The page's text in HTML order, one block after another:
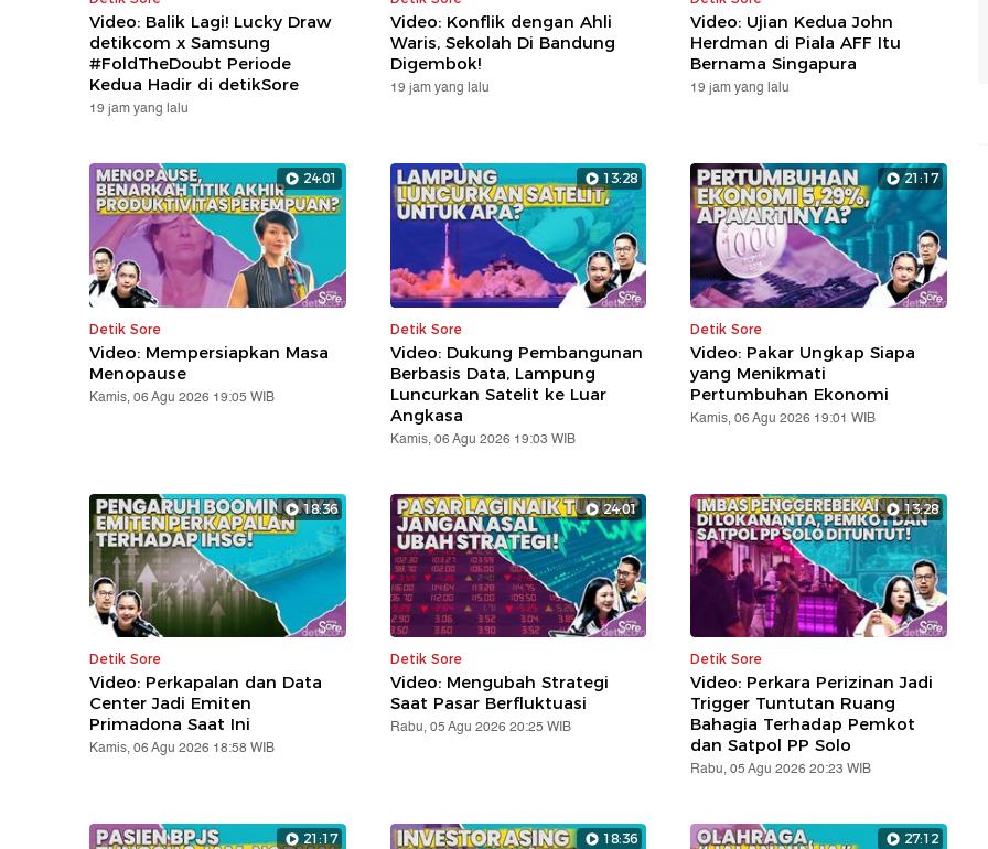
Video: Balik Lagi! Lucky Draw
detikcom x Samsung
#FoldTheDoubt Periode
Kedua Hadir di detikSore
19 jam yang lalu
Video: Konflik dengan Ahli
Waris, Sekolah Di Bandung
Digembok!
19 jam yang lalu
Video: Ujian Kedua John
Herdman di Piala AFF Itu
Bernama Singapura
19 jam yang lalu
24:01
Detik Sore
Video: Mempersiapkan Masa
Menopause
Kamis, 06 Agu 2026 19:05 WIB
13:28
Detik Sore
Video: Dukung Pembangunan
Berbasis Data, Lampung
Luncurkan Satelit ke Luar
Angkasa
Kamis, 06 Agu 2026 19:03 WIB
21:17
Detik Sore
Video: Pakar Ungkap Siapa
yang Menikmati
Pertumbuhan Ekonomi
Kamis, 06 Agu 2026 19:01 WIB
18:36
Detik Sore
Video: Perkapalan dan Data
Center Jadi Emiten
Primadona Saat Ini
Kamis, 06 Agu 2026 18:58 WIB
24:01
Detik Sore
Video: Mengubah Strategi
Saat Pasar Berfluktuasi
Rabu, 05 Agu 2026 20:25 WIB
13:28
Detik Sore
Video: Perkara Perizinan Jadi
Trigger Tuntutan Ruang
Bahagia Terhadap Pemkot
dan Satpol PP Solo
Rabu, 05 Agu 2026 20:23 WIB
21:17 18:36 27:12